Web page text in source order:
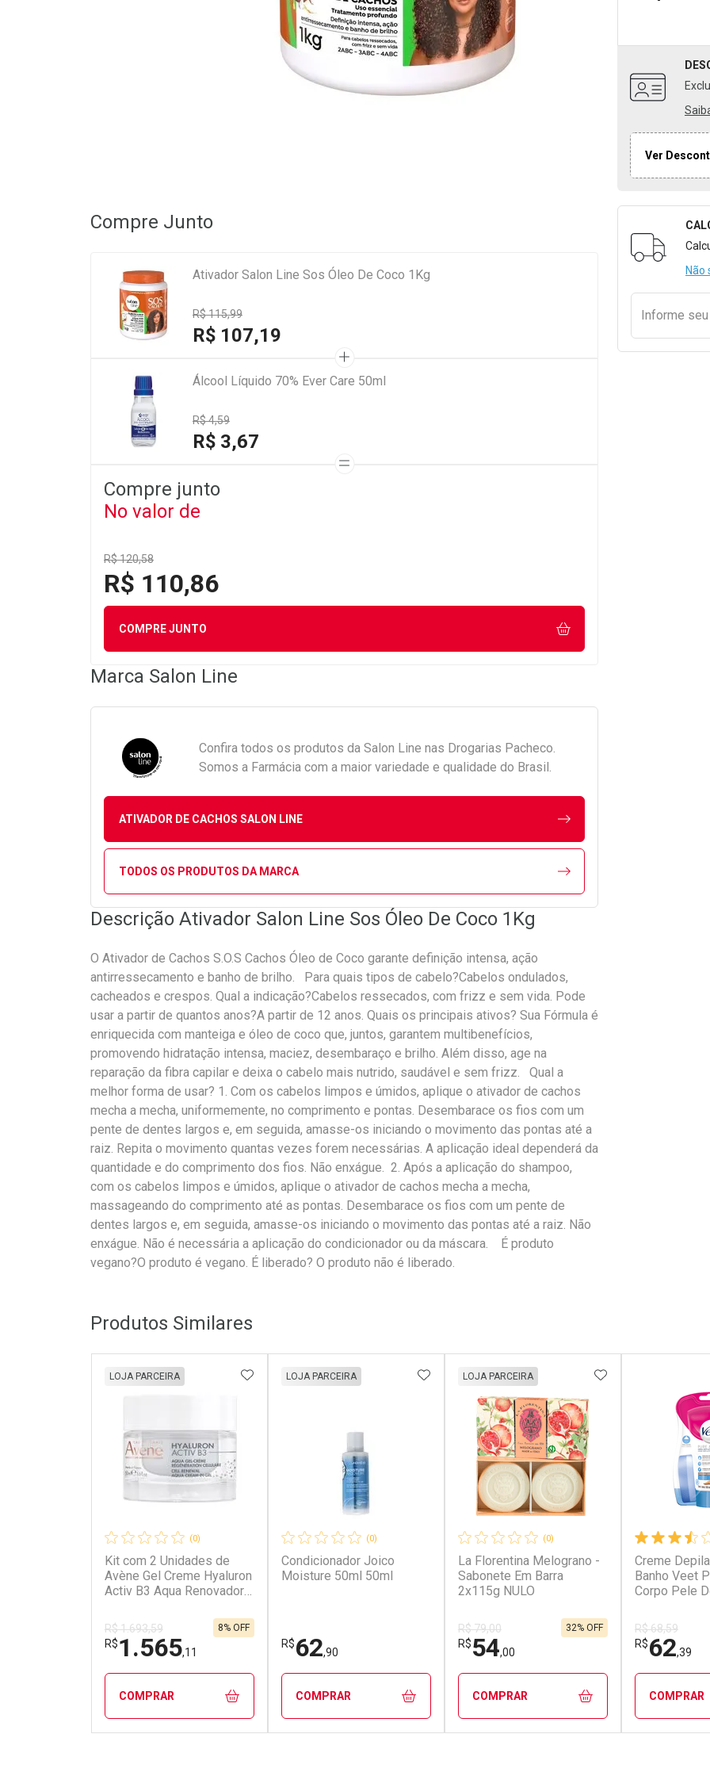
Ver
Não
Informe seu
Compre Junto
Ativador Salon Line Sos Óleo De Coco 1Kg
R$ 115,99
R$ 107,19
Álcool Líquido 70% Ever Care 50ml
R$ 4,59
R$ 3,67
Compre junto
No valor de
R$ 120,58
R$ 110,86
COMPRE JUNTO
Marca Salon Line
Confira todos os produtos da Salon Line nas Drogarias Pacheco.
Somos a Farmácia com a maior variedade e qualidade do Brasil.
ATIVADOR DE CACHOS SALON LINE
TODOS OS PRODUTOS DA MARCA
Descrição Ativador Salon Line Sos Óleo De Coco 1Kg
O Ativador de Cachos S.O.S Cachos Óleo de Coco garante definição intensa, ação
antirressecamento e banho de brilho. Para quais tipos de cabelo?Cabelos ondulados,
cacheados e crespos. Qual a indicação?Cabelos ressecados, com frizz e sem vida. Pode
usar a partir de quantos anos?A partir de 12 anos. Quais os principais ativos? Sua Fórmula é
enriquecida com manteiga e óleo de coco que, juntos, garantem multibenefícios,
promovendo hidratação intensa, maciez, desembaraço e brilho. Além disso, age na
reparação da fibra capilar e deixa o cabelo mais nutrido, saudável e sem frizz. Qual a
melhor forma de usar? 1. Com os cabelos limpos e úmidos, aplique o ativador de cachos
mecha a mecha, uniformemente, no comprimento e pontas. Desembarace os fios com um
pente de dentes largos e, em seguida, amasse-os iniciando o movimento das pontas até a
raiz. Repita o movimento quantas vezes forem necessárias. A aplicação ideal dependerá da
quantidade e do comprimento dos fios. Não enxágue. 2. Após a aplicação do shampoo,
com os cabelos limpos e úmidos, aplique o ativador de cachos mecha a mecha,
massageando do comprimento até as pontas. Desembarace os fios com um pente de
dentes largos e, em seguida, amasse-os iniciando o movimento das pontas até a raiz. Não
enxágue. Não é necessária a aplicação do condicionador ou da máscara. É produto
vegano?O produto é vegano. É liberado? O produto não é liberado.
Produtos Similares
(0)
Kit com 2 Unidades de
Avène Gel Creme Hyaluron
Activ B3 Aqua Renovador
LOJA PARCEIRA
R$ 1.693,59
R$1.565,11
8% OFF
ADICIONAR AOS FAVORITOS
COMPRAR
(0)
Condicionador Joico
Moisture 50ml 50ml
LOJA PARCEIRA
R$62,90
ADICIONAR AOS FAVORITOS
COMPRAR
(0)
La Florentina Melograno -
Sabonete Em Barra
2x115g NULO
LOJA PARCEIRA
R$ 79,00
R$54,00
32% OFF
ADICIONAR AOS
COMPRAR
Creme
Banho Veet
Corpo Pele
R$ 68,59
R$62,39
COMPRAR